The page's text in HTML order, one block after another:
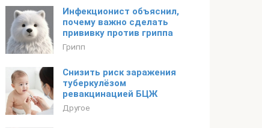
Инфекционист объяснил,
почему важно сделать
прививку против гриппа
Грипп
Снизить риск заражения
туберкулёзом
ревакцинацией БЦЖ
Другое